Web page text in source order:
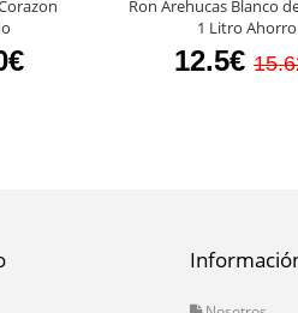
Ron Arehucas Blanco
1 Litro Ahorro
12.5€